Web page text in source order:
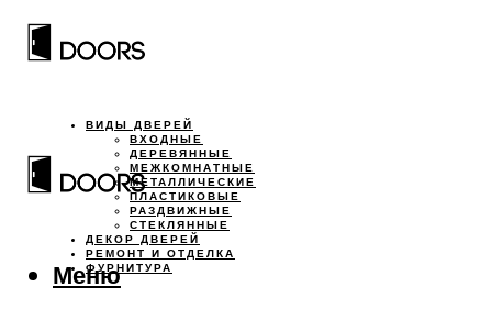
ВИДЫ ДВЕРЕЙ
ВХОДНЫЕ
ДЕРЕВЯННЫЕ
МЕЖКОМНАТНЫЕ
МЕТАЛЛИЧЕСКИЕ
ПЛАСТИКОВЫЕ
РАЗДВИЖНЫЕ
СТЕКЛЯННЫЕ
ДЕКОР ДВЕРЕЙ
РЕМОНТ И ОТДЕЛКА
ФУРНИТУРА
Меню